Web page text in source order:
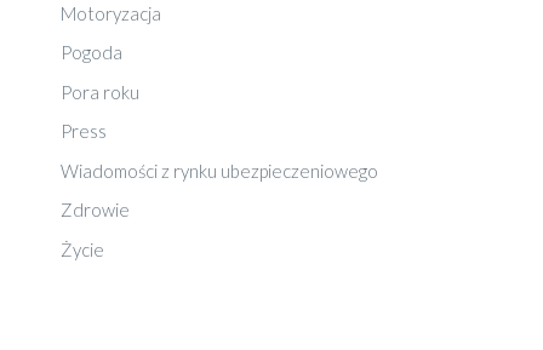
Motoryzacja
Pogoda
Pora roku
Press
Wiadomości z rynku ubezpieczeniowego
Zdrowie
Życie